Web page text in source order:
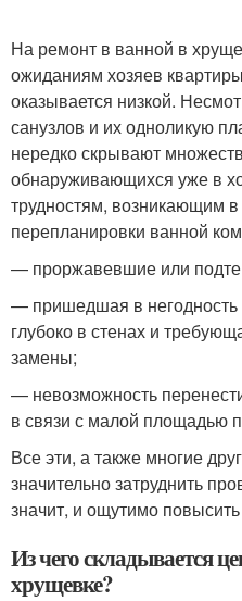
На ремонт в ванной в
ожиданиям хозяев
оказывается низкой.
санузлов и их одноликую
нередко скрывают
обнаруживающихся уже в
трудностям, возникающим
перепланировки ванной
— проржавевшие или
— пришедшая в негодность
глубоко в стенах и
замены;
— невозможность
в связи с малой площадью
Все эти, а также многие
значительно затруднить
значит, и ощутимо
Из чего складывается
хрущевке?